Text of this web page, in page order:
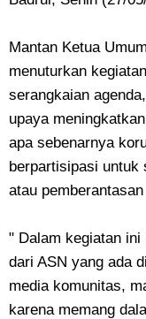
Mantan Ketua
menuturkan
serangkaian
upaya
apa sebenarnya
berpartisipasi untuk
atau
" Dalam kegiatan
dari ASN yang ada
media komunitas,
karena memang